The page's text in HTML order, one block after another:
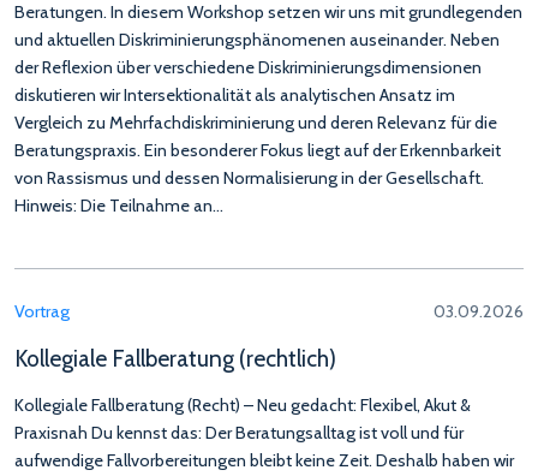
Beratungen. In diesem Workshop setzen wir uns mit grundlegenden
und aktuellen Diskriminierungsphänomenen auseinander. Neben
der Reflexion über verschiedene Diskriminierungsdimensionen
diskutieren wir Intersektionalität als analytischen Ansatz im
Vergleich zu Mehrfachdiskriminierung und deren Relevanz für die
Beratungspraxis. Ein besonderer Fokus liegt auf der Erkennbarkeit
von Rassismus und dessen Normalisierung in der Gesellschaft.
Hinweis: Die Teilnahme an…
Vortrag 03.09.2026
Kollegiale Fallberatung (rechtlich)
Kollegiale Fallberatung (Recht) – Neu gedacht: Flexibel, Akut &
Praxisnah Du kennst das: Der Beratungsalltag ist voll und für
aufwendige Fallvorbereitungen bleibt keine Zeit. Deshalb haben wir